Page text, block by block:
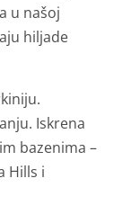
u našoj
hiljade
Iskrena
bazenima –
Hills i